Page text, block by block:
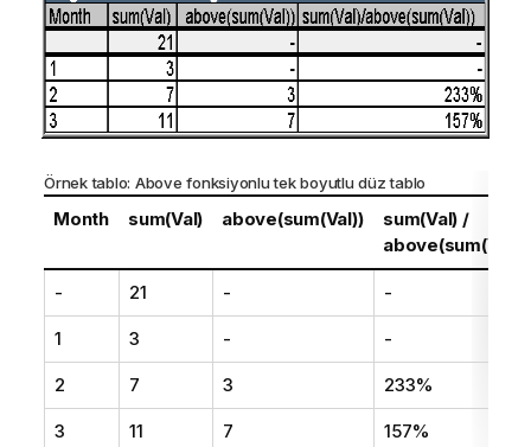
Örnek tablo: Abovefonksiyonlu tek boyutlu düz tablo
Month sum(Val) above(sum(Val))
sum(Val) /
above(sum(Val))
- 21 - -
1 3 - -
2 7 3 233%
3 11 7 157%